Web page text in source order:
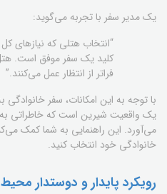
یک مدیر سفر با تجربه می‌گوید:
“انتخاب هتلی که نیازهای کل
کلید یک سفر موفق است.
فراتر از انتظار عمل می‌کنند.”
با توجه به این امکانات، سفر خانوادگی
یک واقعیت شیرین است که خاطراتی به
می‌آورد. این راهنمایی به شما کمک
خانوادگی خود انتخاب کنید.
رویکرد پایدار و دوستدار